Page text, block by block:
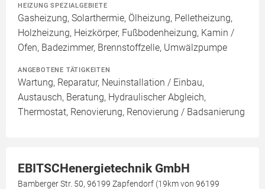
HEIZUNG SPEZIALGEBIETE
Gasheizung, Solarthermie, Ölheizung, Pelletheizung,
Holzheizung, Heizkörper, Fußbodenheizung, Kamin /
Ofen, Badezimmer, Brennstoffzelle, Umwälzpumpe
ANGEBOTENE TÄTIGKEITEN
Wartung, Reparatur, Neuinstallation / Einbau,
Austausch, Beratung, Hydraulischer Abgleich,
Thermostat, Renovierung, Renovierung / Badsanierung
EBITSCHenergietechnik GmbH
Bamberger Str. 50, 96199 Zapfendorf (19km von 96199